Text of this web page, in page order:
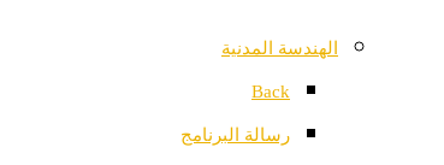
الهندسة المدنية
Back
رسالة البرنامج